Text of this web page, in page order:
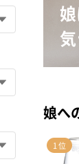
娘へ